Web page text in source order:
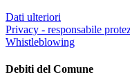
Dati ulteriori
Privacy - responsabile
Whistleblowing
Debiti del Comune